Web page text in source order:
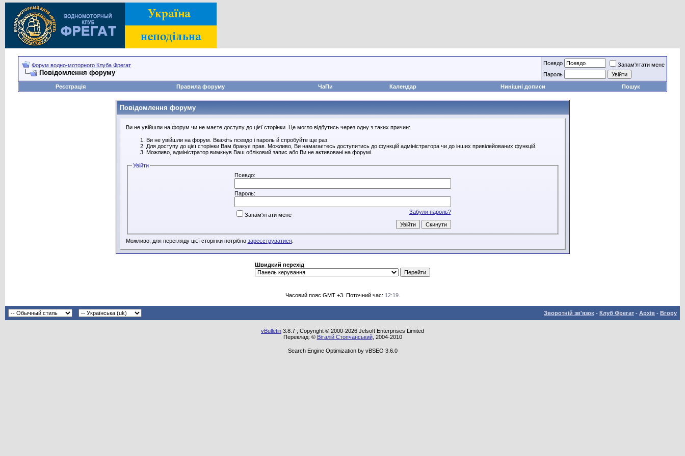
Форум водно-моторного Клуба Фрегат
Повідомлення форуму
Псевдо
Запам'ятати мене
Пароль
Реєстрація
Правила форуму ЧаПи Календар Нинішні дописи Пошук
Повідомлення форуму
Ви не увійшли на форум чи не маєте доступу до цієї сторінки. Це могло відбутись через одну з таких причин:
Ви не увійшли на форум. Вкажіть псевдо і пароль й спробуйте ще раз.
Для доступу до цієї сторінки Вам бракує прав. Можливо, Ви намагаєтесь доступитись до функцій адміністратора чи до інших привілейованих функцій.
Можливо, адміністратор вимкнув Ваш обліковий запис або Ви не активовані на форумі.
Увійти
Псевдо:
Пароль:
Забули пароль?
Запам'ятати мене
Можливо, для перегляду цієї сторінки потрібно зареєструватися.
Швидкий перехід
Часовий пояс GMT +3. Поточний час: 12:19.
Зворотній зв'язок - Клуб Фрегат - Архів - Вгору
vBulletin 3.8.7 ; Copyright © 2000-2026 Jelsoft Enterprises Limited
Переклад: © Віталій Стопчанський, 2004-2010
Search Engine Optimization by vBSEO 3.6.0